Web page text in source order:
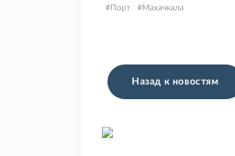
Порт
Махачкала
Назад к новостям